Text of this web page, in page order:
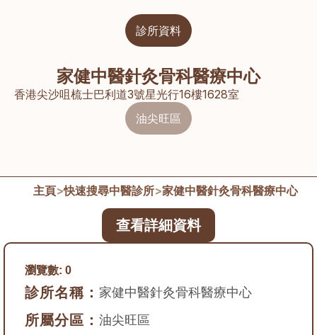
診所資料
家健中醫針灸骨科醫療中心
香港尖沙咀梳士巴利道3號星光行16樓1628室
油尖旺區
查看詳細資料
瀏覽數: 0
診所名稱： 家健中醫針灸骨科醫療中心
所屬分區： 油尖旺區
主頁>快速搜尋中醫診所>家健中醫針灸骨科醫療中心